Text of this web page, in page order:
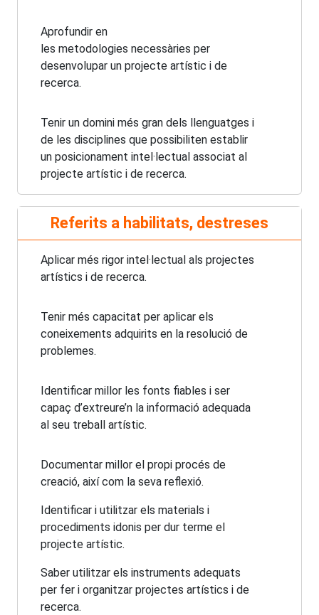
Aprofundir en
les metodologies necessàries per
desenvolupar un projecte artístic i de
recerca.
Tenir un domini més gran dels llenguatges i
de les disciplines que possibiliten establir
un posicionament intel·lectual associat al
projecte artístic i de recerca.
Referits a habilitats, destreses
Aplicar més rigor intel·lectual als projectes
artístics i de recerca.
Tenir més capacitat per aplicar els
coneixements adquirits en la resolució de
problemes.
Identificar millor les fonts fiables i ser
capaç d’extreure’n la informació adequada
al seu treball artístic.
Documentar millor el propi procés de
creació, així com la seva reflexió.
Identificar i utilitzar els materials i
procediments idonis per dur terme el
projecte artístic.
Saber utilitzar els instruments adequats
per fer i organitzar projectes artístics i de
recerca.